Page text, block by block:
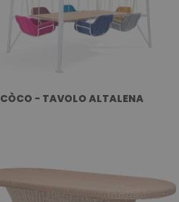
CÒCO - TAVOLO ALTALENA